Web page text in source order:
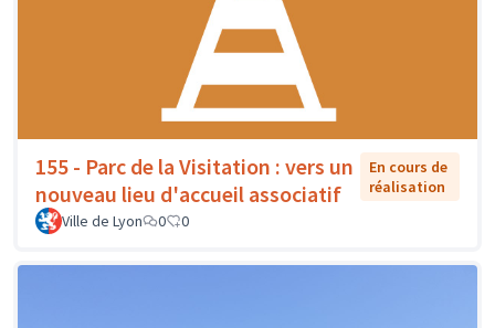
155 - Parc de la Visitation : vers un
nouveau lieu d'accueil associatif
En cours de
réalisation
Ville de Lyon
0 0